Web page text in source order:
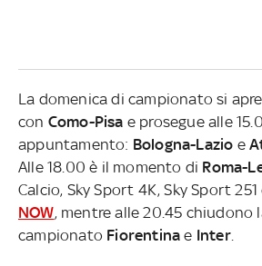
La domenica di campionato si
con Como-Pisa e prosegue alle
appuntamento: Bologna-Lazio e
Alle 18.00 è il momento di Roma-
Calcio, Sky Sport 4K, Sky Sport
NOW, mentre alle 20.45 chiudono
campionato Fiorentina e Inter.